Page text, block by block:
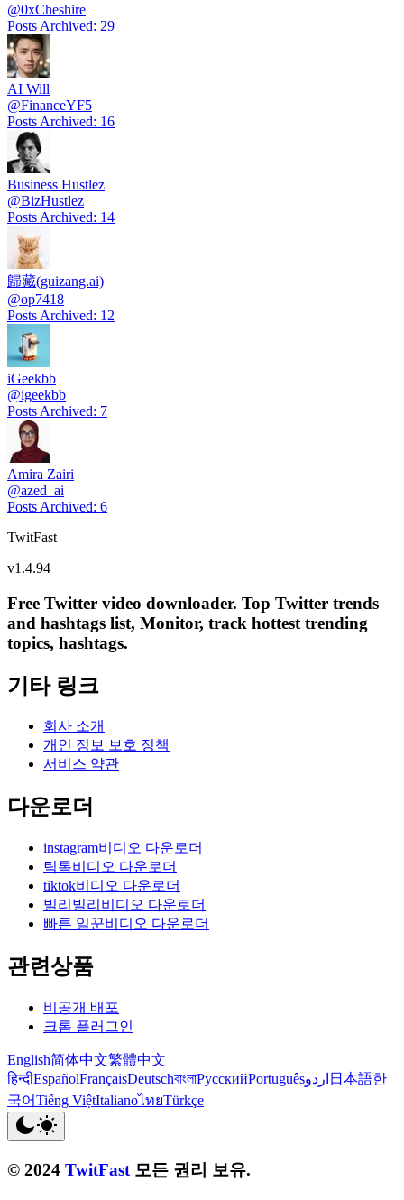
@0xCheshire
Posts Archived: 29
AI Will
@FinanceYF5
Posts Archived: 16
Business Hustlez
@BizHustlez
Posts Archived: 14
歸藏(guizang.ai)
@op7418
Posts Archived: 12
iGeekbb
@igeekbb
Posts Archived: 7
Amira Zairi
@azed_ai
Posts Archived: 6
TwitFast
v1.4.94
Free Twitter video downloader. Top Twitter trends
and hashtags list, Monitor, track hottest trending
topics, hashtags.
기타 링크
회사 소개
개인 정보 보호 정책
서비스 약관
다운로더
instagram비디오 다운로더
틱톡비디오 다운로더
tiktok비디오 다운로더
빌리빌리비디오 다운로더
빠른 일꾼비디오 다운로더
관련상품
비공개 배포
크롬 플러그인
English简体中文繁體中文
हिन्दीEspañolFrançaisDeutschবাংলাРусскийPortuguêsاردو 日本語한
국어Tiếng ViệtItalianoไทยTürkçe
© 2024 TwitFast 모든 권리 보유.